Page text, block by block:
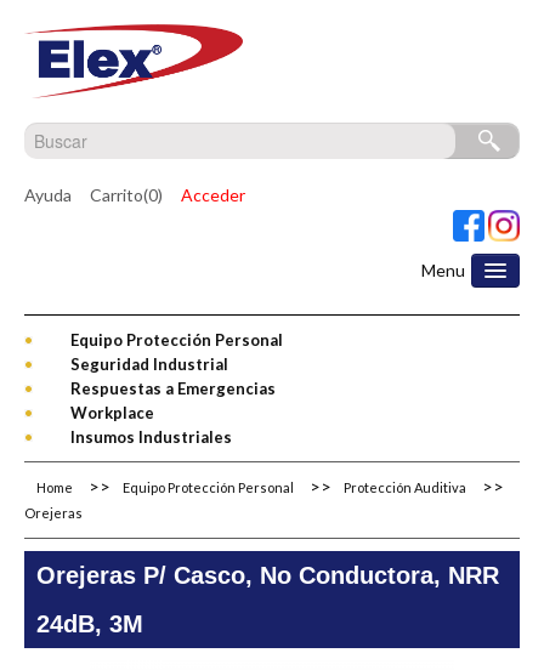
Ayuda Carrito(0) Acceder
Menu
Equipo Protección Personal
Seguridad Industrial
Respuestas a Emergencias
Workplace
Insumos Industriales
Home Equipo Protección Personal
Protección Auditiva
Orejeras
Orejeras P/ Casco, No Conductora, NRR
24dB, 3M